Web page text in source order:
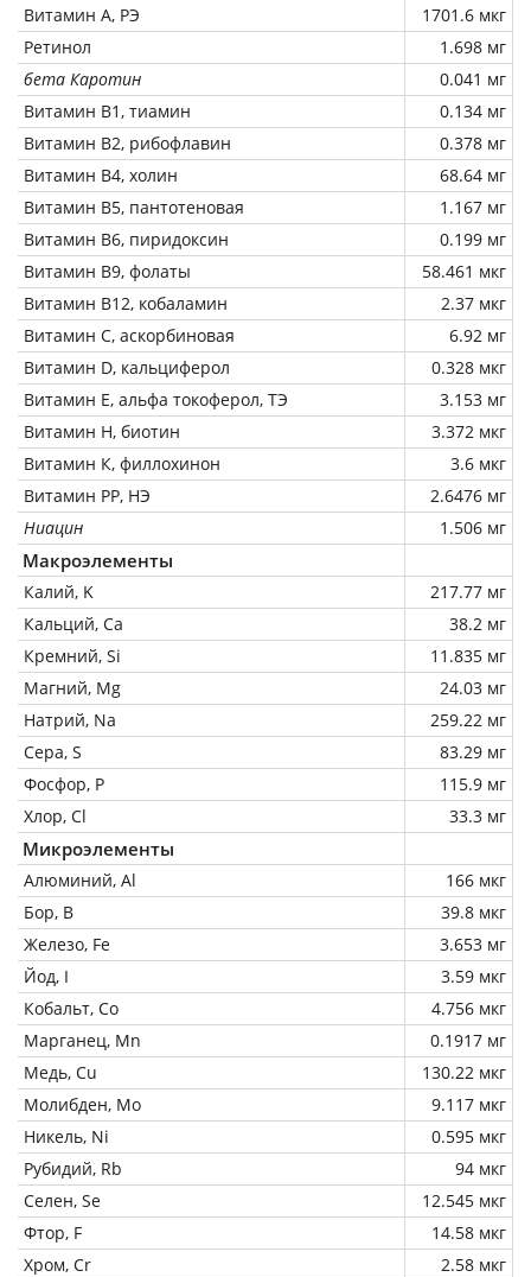
Витамин А, РЭ
1701.6 мкг
Ретинол
1.698 мг
бета Каротин
0.041 мг
Витамин В1, тиамин
0.134 мг
Витамин В2, рибофлавин
0.378 мг
Витамин В4, холин
68.64 мг
Витамин В5, пантотеновая
1.167 мг
Витамин В6, пиридоксин
0.199 мг
Витамин В9, фолаты
58.461 мкг
Витамин В12, кобаламин
2.37 мкг
Витамин C, аскорбиновая
6.92 мг
Витамин D, кальциферол
0.328 мкг
Витамин Е, альфа токоферол, ТЭ
3.153 мг
Витамин Н, биотин
3.372 мкг
Витамин К, филлохинон
3.6 мкг
Витамин РР, НЭ
2.6476 мг
Ниацин
1.506 мг
Макроэлементы
Калий, K
217.77 мг
Кальций, Ca
38.2 мг
Кремний, Si
11.835 мг
Магний, Mg
24.03 мг
Натрий, Na
259.22 мг
Сера, S
83.29 мг
Фосфор, P
115.9 мг
Хлор, Cl
33.3 мг
Микроэлементы
Алюминий, Al
166 мкг
Бор, B
39.8 мкг
Железо, Fe
3.653 мг
Йод, I
3.59 мкг
Кобальт, Co
4.756 мкг
Марганец, Mn
0.1917 мг
Медь, Cu
130.22 мкг
Молибден, Mo
9.117 мкг
Никель, Ni
0.595 мкг
Рубидий, Rb
94 мкг
Селен, Se
12.545 мкг
Фтор, F
14.58 мкг
Хром, Cr
2.58 мкг